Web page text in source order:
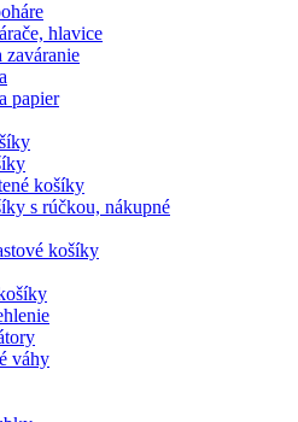
hlavice
papier
košíky
s rúčkou, nákupné
košíky
váhy